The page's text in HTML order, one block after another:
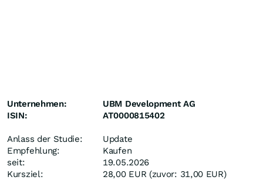
Unternehmen:
UBM Development AG
ISIN:
AT0000815402
Anlass der Studie:
Update
Empfehlung:
Kaufen
seit:
19.05.2026
Kursziel:
28,00 EUR (zuvor: 31,00 EUR)